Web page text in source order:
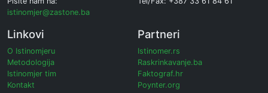
istinomjer@zastone.ba
Linkovi
O Istinomjeru
Metodologija
Istinomjer tim
Kontakt
Partneri
Istinomer.rs
Raskrinkavanje.ba
Faktograf.hr
Poynter.org